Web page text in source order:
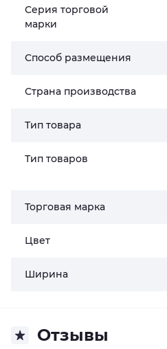
Серия торговой
марки
Способ размещения
Страна производства
Тип товара
Тип товаров
Торговая марка
Цвет
Ширина
Отзывы